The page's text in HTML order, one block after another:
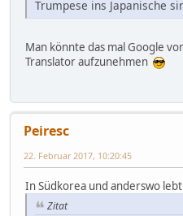
Trumpese ins Japanische
Man könnte das mal Google
Translator aufzunehmen
Peiresc
22. Februar 2017, 10:20:45
In Südkorea und anderswo
Zitat